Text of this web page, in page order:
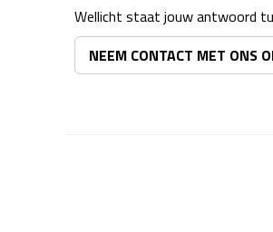
Wellicht staat jouw antwoord
NEEM CONTACT MET ONS